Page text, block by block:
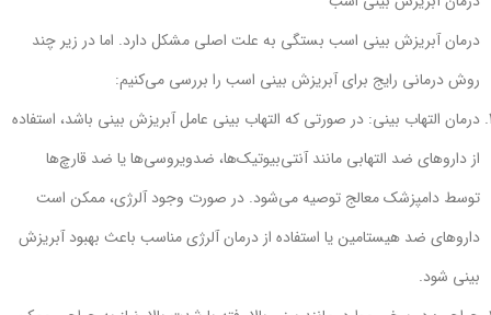
درمان آبریزش بینی اسب بستگی به علت اصلی مشکل دارد. اما در زیر چند
روش درمانی رایج برای آبریزش بینی اسب را بررسی می‌کنیم:
درمان التهاب بینی: در صورتی که التهاب بینی عامل آبریزش بینی باشد، استفاده
از داروهای ضد التهابی مانند آنتی‌بیوتیک‌ها، ضدویروسی‌ها یا ضد قارچ‌ها
توسط دامپزشک معالج توصیه می‌شود. در صورت وجود آلرژی، ممکن است
داروهای ضد هیستامین یا استفاده از درمان آلرژی مناسب باعث بهبود آبریزش
بینی شود.